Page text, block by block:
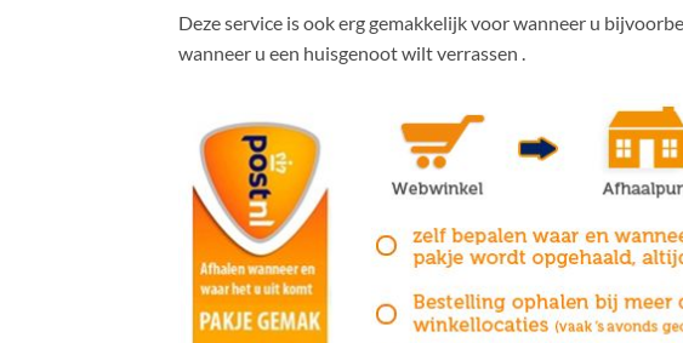
Deze service is ook erg gemakkelijk voor wanneer u
wanneer u een huisgenoot wilt verrassen .